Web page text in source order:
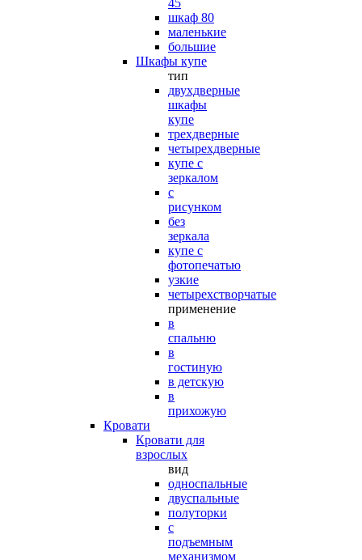
45
шкаф 80
маленькие
большие
Шкафы купе
тип
двухдверные
шкафы
купе
трехдверные
четырехдверные
купе с
зеркалом
с
рисунком
без
зеркала
купе с
фотопечатью
узкие
четырехстворчатые
применение
в
спальню
в
гостиную
в детскую
в
прихожую
Кровати
Кровати для
взрослых
вид
односпальные
двуспальные
полуторки
с
подъемным
механизмом